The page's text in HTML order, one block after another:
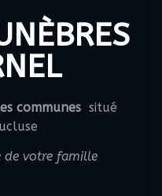
communes situé
de votre famille